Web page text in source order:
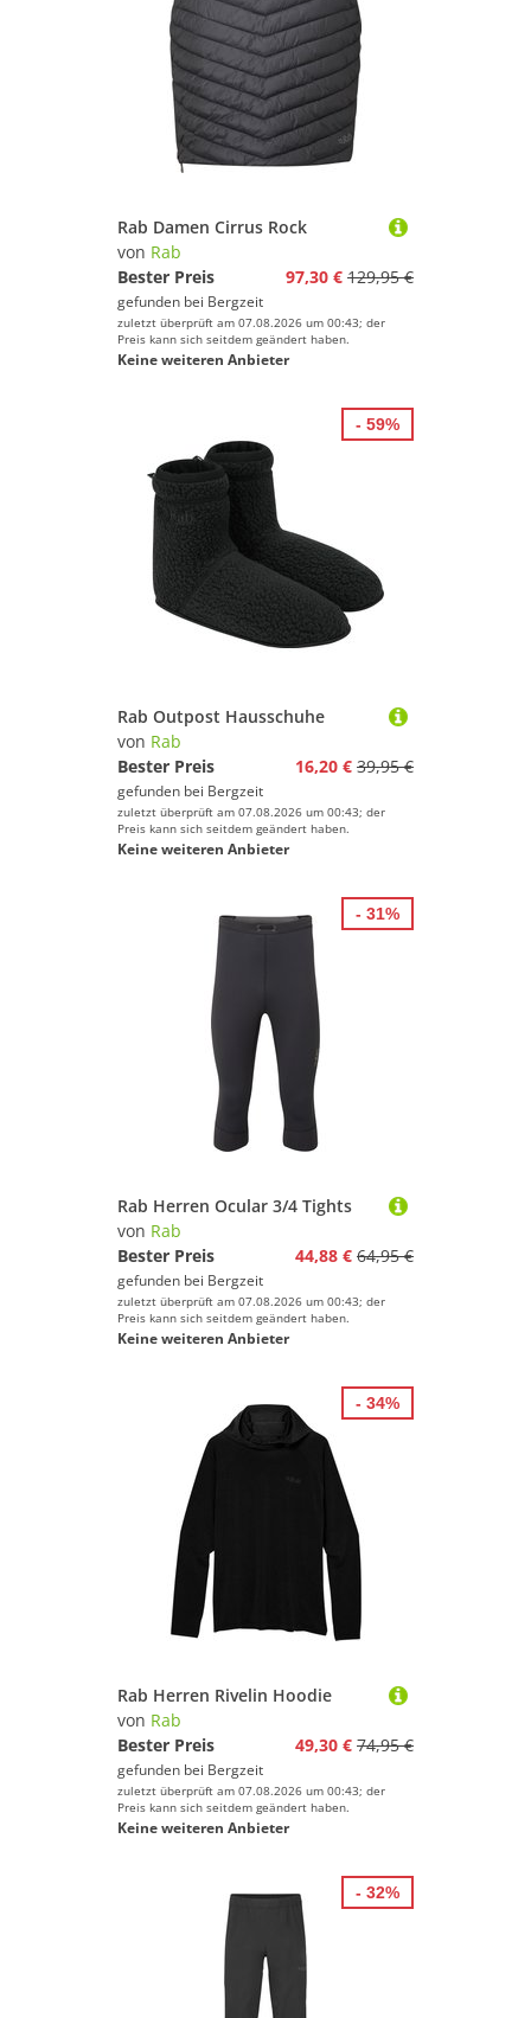
Rab Damen Cirrus Rock
von Rab
Bester Preis
97,30 € 129,95 €
gefunden bei Bergzeit
zuletzt überprüft am 07.08.2026 um 00:43; der
Preis kann sich seitdem geändert haben.
Keine weiteren Anbieter
Rab Outpost Hausschuhe
von Rab
Bester Preis
16,20 € 39,95 €
gefunden bei Bergzeit
zuletzt überprüft am 07.08.2026 um 00:43; der
Preis kann sich seitdem geändert haben.
Keine weiteren Anbieter
- 59%
Rab Herren Ocular 3/4 Tights
von Rab
Bester Preis
44,88 € 64,95 €
gefunden bei Bergzeit
zuletzt überprüft am 07.08.2026 um 00:43; der
Preis kann sich seitdem geändert haben.
Keine weiteren Anbieter
- 31%
Rab Herren Rivelin Hoodie
von Rab
Bester Preis
49,30 € 74,95 €
gefunden bei Bergzeit
zuletzt überprüft am 07.08.2026 um 00:43; der
Preis kann sich seitdem geändert haben.
Keine weiteren Anbieter
- 34%
- 32%